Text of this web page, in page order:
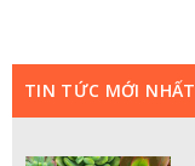
TIN TỨC MỚI NHẤT